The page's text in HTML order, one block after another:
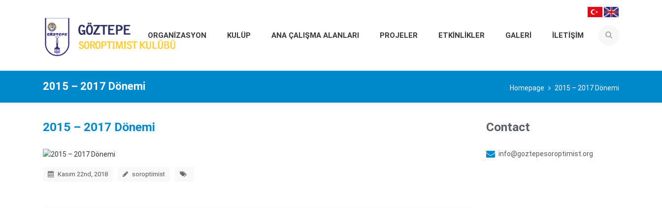
ORGANİZASYON KULÜP ANA ÇALIŞMA ALANLARI PROJELER ETKINLIKLER GALERI İLETIŞIM
2015 – 2017 Dönemi Homepage 2015 – 2017 Dönemi
2015 – 2017 Dönemi
Kasım 22nd, 2018 soroptimist
Contact
info@goztepesoroptimist.org